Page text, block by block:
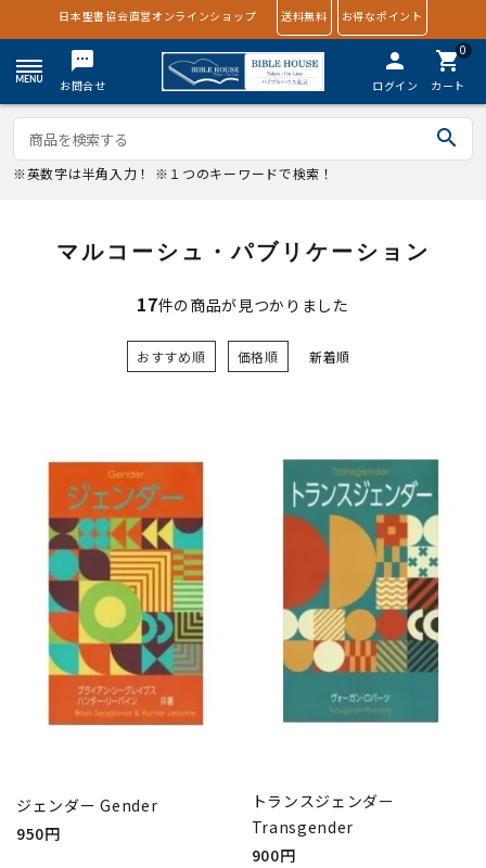
日本聖書協会直営オンラインショップ 送料無料 お得なポイント
textsms
お問合せ
person
ログイン
0
shopping_cart
カート
search
※英数字は半角入力！ ※１つのキーワードで検索！
マルコーシュ・パブリケーション
17件の商品が見つかりました
おすすめ順 価格順 新着順
ジェンダー Gender
950円
トランスジェンダー
Transgender
900円